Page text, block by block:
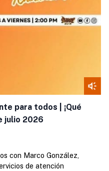
para todos | ¡Qué
julio 2026
con Marco González,
de atención